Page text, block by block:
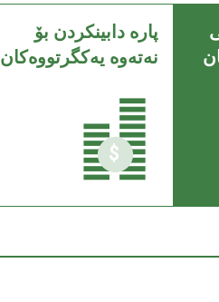
پاره‌ دابينكردن بۆ
نه‌ته‌وه‌ يه‌كگرتووه‌كان